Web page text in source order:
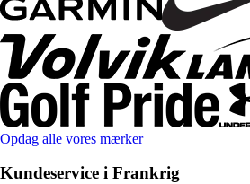
Opdag alle vores mærker
Kundeservice i Frankrig